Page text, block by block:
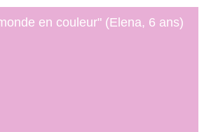
en couleur" (Elena, 6 ans)